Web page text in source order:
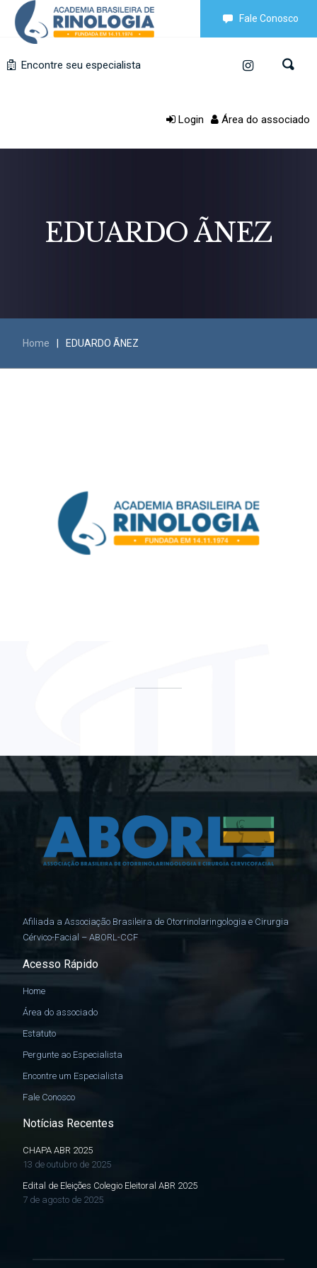
Fale Conosco
Encontre seu especialista
Login Área do associado
EDUARDO ÃNEZ
Home EDUARDO ÃNEZ
Afiliada a Associação Brasileira de Otorrinolaringologia e Cirurgia
Cérvico-Facial – ABORL-CCF
Acesso Rápido
Home
Área do associado
Estatuto
Pergunte ao Especialista
Encontre um Especialista
Fale Conosco
Notícias Recentes
CHAPA ABR 2025
13 de outubro de 2025
Edital de Eleições Colegio Eleitoral ABR 2025
7 de agosto de 2025